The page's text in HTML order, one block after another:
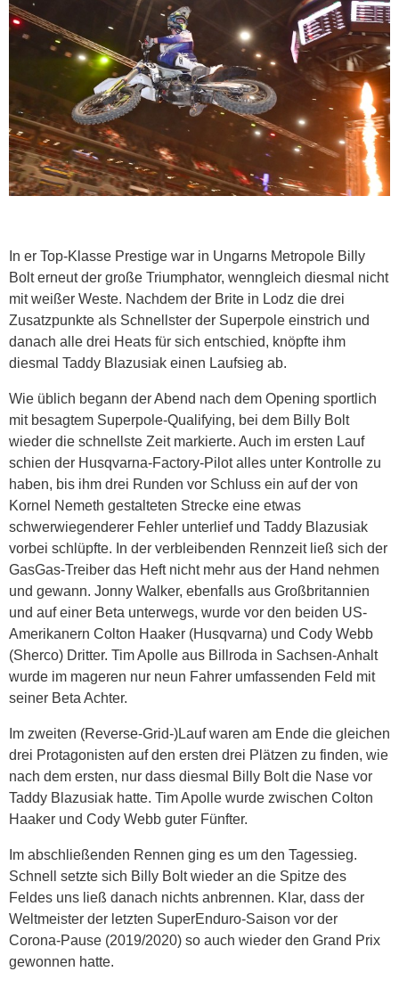
In er Top-Klasse Prestige war in Ungarns Metropole Billy
Bolt erneut der große Triumphator, wenngleich diesmal nicht
mit weißer Weste. Nachdem der Brite in Lodz die drei
Zusatzpunkte als Schnellster der Superpole einstrich und
danach alle drei Heats für sich entschied, knöpfte ihm
diesmal Taddy Blazusiak einen Laufsieg ab.
Wie üblich begann der Abend nach dem Opening sportlich
mit besagtem Superpole-Qualifying, bei dem Billy Bolt
wieder die schnellste Zeit markierte. Auch im ersten Lauf
schien der Husqvarna-Factory-Pilot alles unter Kontrolle zu
haben, bis ihm drei Runden vor Schluss ein auf der von
Kornel Nemeth gestalteten Strecke eine etwas
schwerwiegenderer Fehler unterlief und Taddy Blazusiak
vorbei schlüpfte. In der verbleibenden Rennzeit ließ sich der
GasGas-Treiber das Heft nicht mehr aus der Hand nehmen
und gewann. Jonny Walker, ebenfalls aus Großbritannien
und auf einer Beta unterwegs, wurde vor den beiden US-
Amerikanern Colton Haaker (Husqvarna) und Cody Webb
(Sherco) Dritter. Tim Apolle aus Billroda in Sachsen-Anhalt
wurde im mageren nur neun Fahrer umfassenden Feld mit
seiner Beta Achter.
Im zweiten (Reverse-Grid-)Lauf waren am Ende die gleichen
drei Protagonisten auf den ersten drei Plätzen zu finden, wie
nach dem ersten, nur dass diesmal Billy Bolt die Nase vor
Taddy Blazusiak hatte. Tim Apolle wurde zwischen Colton
Haaker und Cody Webb guter Fünfter.
Im abschließenden Rennen ging es um den Tagessieg.
Schnell setzte sich Billy Bolt wieder an die Spitze des
Feldes uns ließ danach nichts anbrennen. Klar, dass der
Weltmeister der letzten SuperEnduro-Saison vor der
Corona-Pause (2019/2020) so auch wieder den Grand Prix
gewonnen hatte.